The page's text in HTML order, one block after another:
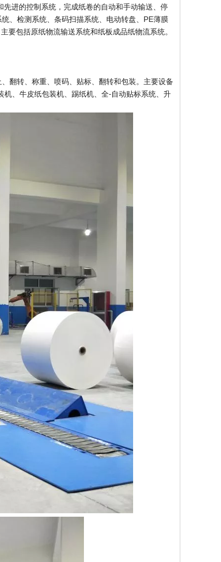
进的控制系统，完成纸卷的自动和手动输送、停
、检测系统、条码扫描系统、电动转盘、PE薄膜
要包括原纸物流输送系统和纸板成品纸物流系统。
翻转、称重、喷码、贴标、翻转和包装。主要设备
、牛皮纸包装机、踢纸机、全-自动贴标系统、升